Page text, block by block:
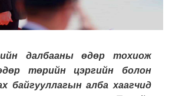
далбааны өдөр тохиож
төрийн цэргийн болон
байгууллагын алба хаагчид